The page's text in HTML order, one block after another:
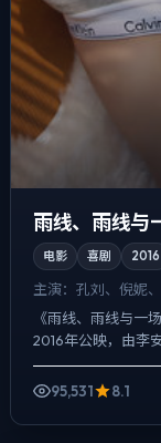
雨线、雨线与
电影 喜剧 2016
主演： 孔刘、倪妮
《雨线、雨线与一
2016年公映，由李
扬，前半段铺陈日
95,531
8.1